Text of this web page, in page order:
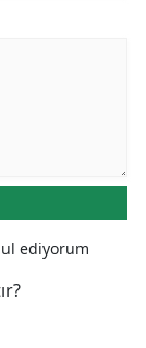
ediyorum